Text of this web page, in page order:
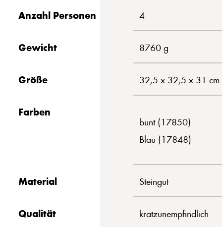
Anzahl Personen 4
Gewicht 8760 g
Größe 32,5 x 32,5 x 31 cm
Farben
bunt (17850)
Blau (17848)
Material Steingut
Qualität kratzunempfindlich